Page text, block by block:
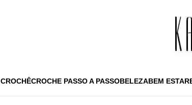
CROCHÊCROCHE PASSO A PASSOBELEZABEM ESTAR